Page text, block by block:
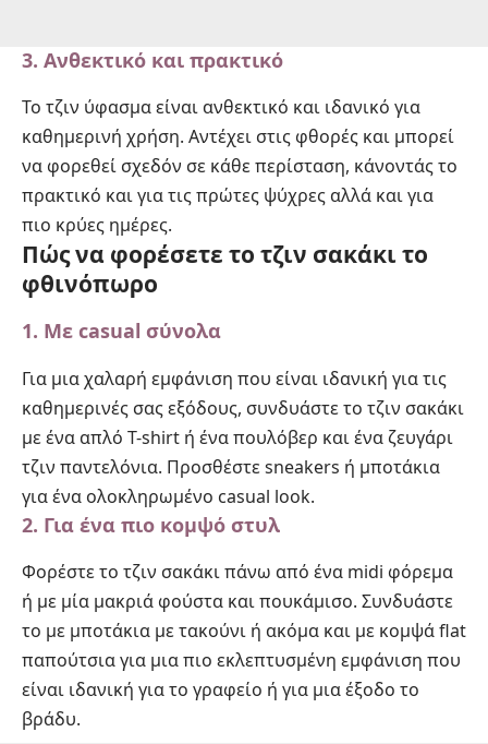
3. Ανθεκτικό και πρακτικό
Το τζιν ύφασμα είναι ανθεκτικό και ιδανικό για
καθημερινή χρήση. Αντέχει στις φθορές και μπορεί
να φορεθεί σχεδόν σε κάθε περίσταση, κάνοντάς το
πρακτικό και για τις πρώτες ψύχρες αλλά και για
πιο κρύες ημέρες.
Πώς να φορέσετε το τζιν σακάκι το
φθινόπωρο
1. Με casual σύνολα
Για μια χαλαρή εμφάνιση που είναι ιδανική για τις
καθημερινές σας εξόδους, συνδυάστε το τζιν σακάκι
με ένα απλό T-shirt ή ένα πουλόβερ και ένα ζευγάρι
τζιν παντελόνια. Προσθέστε sneakers ή μποτάκια
για ένα ολοκληρωμένο casual look.
2. Για ένα πιο κομψό στυλ
Φορέστε το τζιν σακάκι πάνω από ένα midi φόρεμα
ή με μία μακριά φούστα και πουκάμισο. Συνδυάστε
το με μποτάκια με τακούνι ή ακόμα και με κομψά flat
παπούτσια για μια πιο εκλεπτυσμένη εμφάνιση που
είναι ιδανική για το γραφείο ή για μια έξοδο το
βράδυ.